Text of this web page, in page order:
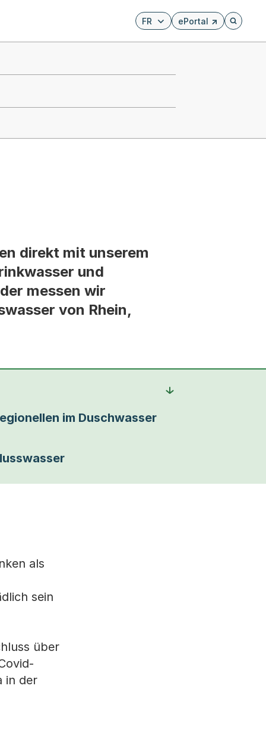
FR ePortal
Externer Link, wird in
Öffnet
direkt mit unserem
und
messen wir
von Rhein,
im Duschwasser
als
sein
über
in der